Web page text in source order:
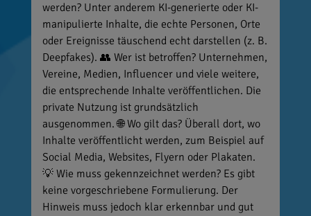
werden? Unter anderem KI-generierte oder KI-
manipulierte Inhalte, die echte Personen, Orte
oder Ereignisse täuschend echt darstellen (z. B.
Deepfakes). 👥 Wer ist betroffen? Unternehmen,
Vereine, Medien, Influencer und viele weitere,
die entsprechende Inhalte veröffentlichen. Die
private Nutzung ist grundsätzlich
ausgenommen. 🌐 Wo gilt das? Überall dort, wo
Inhalte veröffentlicht werden, zum Beispiel auf
Social Media, Websites, Flyern oder Plakaten.
💡 Wie muss gekennzeichnet werden? Es gibt
keine vorgeschriebene Formulierung. Der
Hinweis muss jedoch klar erkennbar und gut